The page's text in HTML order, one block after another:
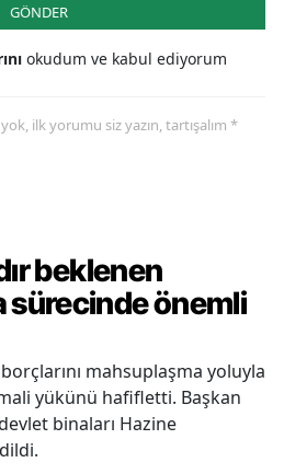
GÖNDER
okudum ve kabul ediyorum
ilk yorumu siz yazın, tartışalım *
beklenen
sürecinde önemli
mahsuplaşma yoluyla
yükünü hafifletti. Başkan
binaları Hazine